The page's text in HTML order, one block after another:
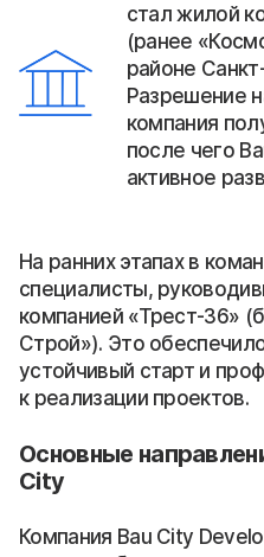
стал жилой
(ранее
районе
Разрешение
компания
после чего
активное
На ранних этапах в
специалисты,
компанией «Трест-36»
Строй»). Это
устойчивый старт и
к реализации проектов.
Основные
City
Компания Bau City